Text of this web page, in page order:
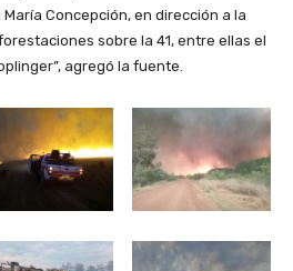
Concepción, en dirección a la
sobre la 41, entre ellas el
agregó la fuente.